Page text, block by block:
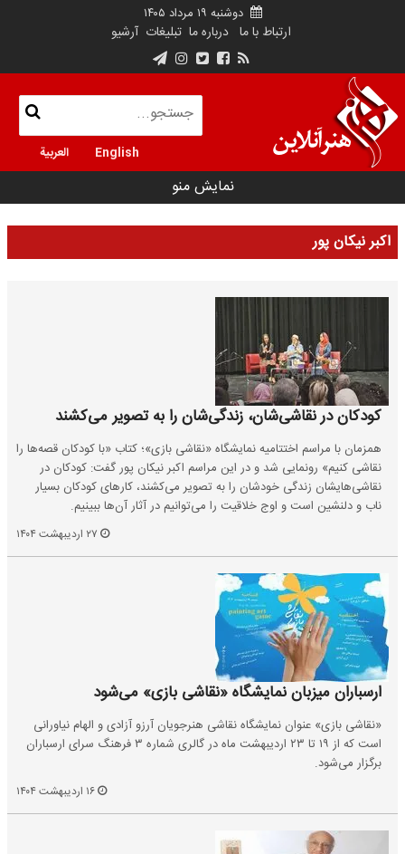
دوشنبه ۱۹ مرداد ۱۴۰۵
ارتباط با ما درباره ما تبلیغات آرشیو
English العربية
نمایش منو
اکبر نیکان پور
کودکان در نقاشی‌شان، زندگی‌شان را به تصویر می‌کشند
همزمان با مراسم اختتامیه نمایشگاه «نقاشی بازی»؛ کتاب «با کودکان قصه‌ها را
نقاشی کنیم» رونمایی شد و در این مراسم اکبر نیکان پور گفت: کودکان در
نقاشی‌هایشان زندگی خودشان را به تصویر می‌کشند، کار‌های کودکان بسیار
ناب و دلنشین است و اوج خلاقیت را می‌توانیم در آثار آن‌ها ببینیم.
ارسباران میزبان نمایشگاه «نقاشی بازی» می‌شود
«نقاشی بازی» عنوان نمایشگاه نقاشی هنرجویان آرزو آزادی و الهام نیاورانی
است که از ۱۹ تا ۲۳ اردیبهشت ماه در گالری شماره ۳ فرهنگ سرای ارسباران
برگزار می‌شود.